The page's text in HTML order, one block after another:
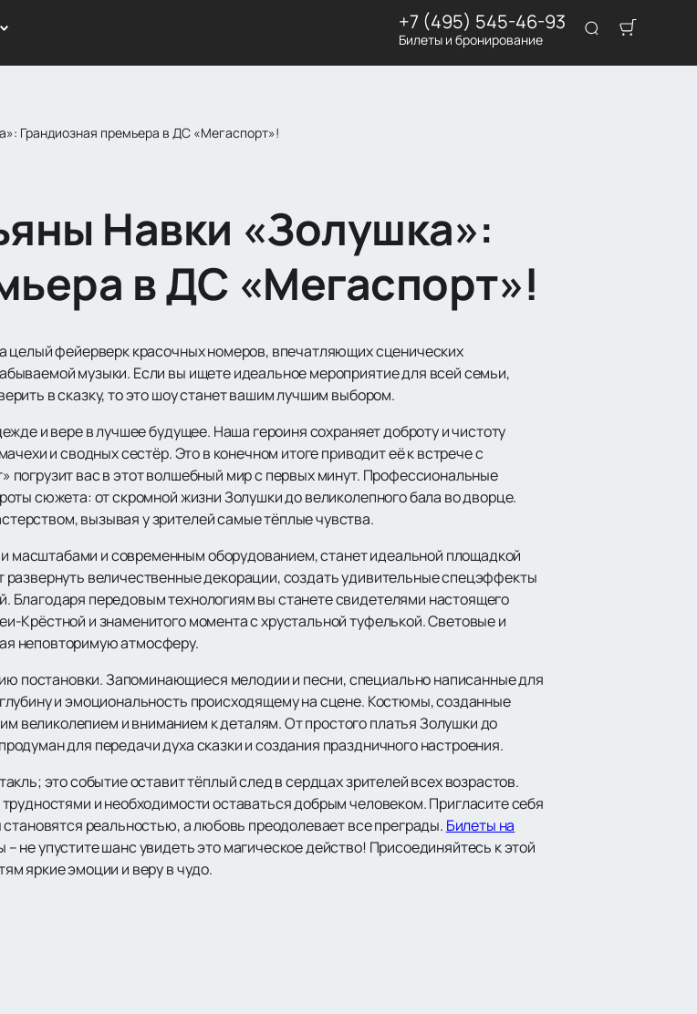
+7 (495) 545-46-93
Билеты и бронирование
Грандиозная премьера в ДС «Мегаспорт»!
Навки «Золушка»:
в ДС «Мегаспорт»!
целый фейерверк красочных номеров, впечатляющих сценических
музыки. Если вы ищете идеальное мероприятие для всей семьи,
в сказку, то это шоу станет вашим лучшим выбором.
и вере в лучшее будущее. Наша героиня сохраняет доброту и чистоту
и сводных сестёр. Это в конечном итоге приводит её к встрече с
погрузит вас в этот волшебный мир с первых минут. Профессиональные
сюжета: от скромной жизни Золушки до великолепного бала во дворце.
вызывая у зрителей самые тёплые чувства.
масштабами и современным оборудованием, станет идеальной площадкой
развернуть величественные декорации, создать удивительные спецэффекты
Благодаря передовым технологиям вы станете свидетелями настоящего
Крёстной и знаменитого момента с хрустальной туфелькой. Световые и
неповторимую атмосферу.
постановки. Запоминающиеся мелодии и песни, специально написанные для
и эмоциональность происходящему на сцене. Костюмы, созданные
великолепием и вниманием к деталям. От простого платья Золушки до
для передачи духа сказки и создания праздничного настроения.
это событие оставит тёплый след в сердцах зрителей всех возрастов.
и необходимости оставаться добрым человеком. Пригласите себя
реальностью, а любовь преодолевает все преграды. Билеты на
не упустите шанс увидеть это магическое действо! Присоединяйтесь к этой
яркие эмоции и веру в чудо.